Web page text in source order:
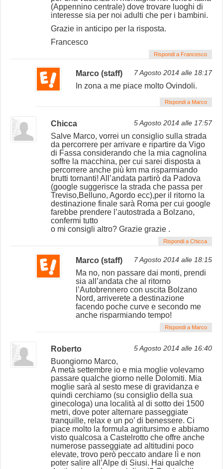
(Appennino centrale) dove trovare luoghi di
interesse sia per noi adulti che per i bambini.
Grazie in anticipo per la risposta.
Francesco
Rispondi a Francesco
Marco (staff) 7 Agosto 2014 alle 18:17
In zona a me piace molto Ovindoli.
Rispondi a Marco
Chicca 5 Agosto 2014 alle 17:57
Salve Marco, vorrei un consiglio sulla strada
da percorrere per arrivare e ripartire da Vigo
di Fassa considerando che la mia cagnolina
soffre la macchina, per cui sarei disposta a
percorrere anche più km ma risparmiando
brutti tornanti! All’andata partirò da Padova
(google suggerisce la strada che passa per
Treviso,Belluno, Agordo ecc),per il ritorno la
destinazione finale sarà Roma per cui google
farebbe prendere l’autostrada a Bolzano,
confermi tutto
o mi consigli altro? Grazie grazie .
Rispondi a Chicca
Marco (staff) 7 Agosto 2014 alle 18:15
Ma no, non passare dai monti, prendi
sia all’andata che al ritorno
l’Autobrennero con uscita Bolzano
Nord, arriverete a destinazione
facendo poche curve e secondo me
anche risparmiando tempo!
Rispondi a Marco
Roberto 5 Agosto 2014 alle 16:40
Buongiorno Marco,
A metà settembre io e mia moglie volevamo
passare qualche giorno nelle Dolomiti. Mia
moglie sarà al sesto mese di gravidanza e
quindi cerchiamo (su consiglio della sua
ginecologa) una località al di sotto dei 1500
metri, dove poter alternare passeggiate
tranquille, relax e un po’ di benessere. Ci
piace molto la formula agritursimo e abbiamo
visto qualcosa a Castelrotto che offre anche
numerose passeggiate ad altitudini poco
elevate, trovo però peccato andare lì e non
poter salire all’Alpe di Siusi. Hai qualche